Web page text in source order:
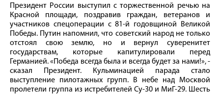
Президент России выступил с торжественной речью на
Красной площади, поздравив граждан, ветеранов и
участников спецоперации с 81-й годовщиной Великой
Победы. Путин напомнил, что советский народ не только
отстоял свою землю, но и вернул суверенитет
государствам, которые капитулировали перед
Германией. «Победа всегда была и всегда будет за нами!», -
сказал Президент. Кульминацией парада стало
выступление пилотажных групп. В небе над Москвой
пролетели группа из истребителей Су-30 и МиГ-29. Шесть